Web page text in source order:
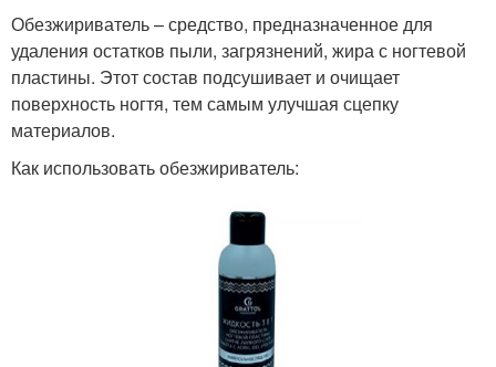
Обезжириватель – средство, предназначенное для
удаления остатков пыли, загрязнений, жира с ногтевой
пластины. Этот состав подсушивает и очищает
поверхность ногтя, тем самым улучшая сцепку
материалов.
Как использовать обезжириватель: